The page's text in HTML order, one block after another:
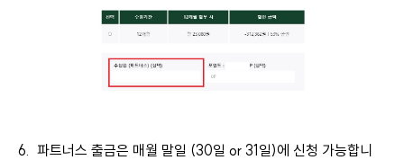
6. 파트너스 출금은 매월 말일 (30일 or 31일)에 신청 가능합니